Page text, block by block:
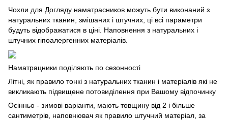
Чохли для Догляду наматрасников можуть бути виконаний з
натуральних тканин, змішаних і штучних, ці всі параметри
будуть відображатися в ціні. Наповнення з натуральних і
штучних гіпоалергенних матеріалів.
Наматрацники поділяють по сезонності
Літні, як правило тонкі з натуральних тканин і матеріалів які не
викликають підвищене потовиділення при Вашому відпочинку
Осінньо - зимові варіанти, мають товщину від 2 і більше
сантиметрів, наповнювач як правило штучний матеріал, за